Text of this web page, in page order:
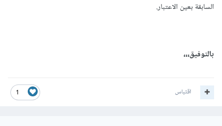
السابقة بعين الاعتبار.
بالتوفيق،،،
1 اقتباس